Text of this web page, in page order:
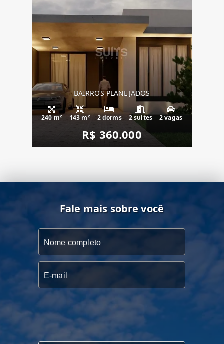
BAIRROS PLANEJADOS
240 m² 143 m² 2 dorms 2 suítes 2 vagas
R$ 360.000
Fale mais sobre você